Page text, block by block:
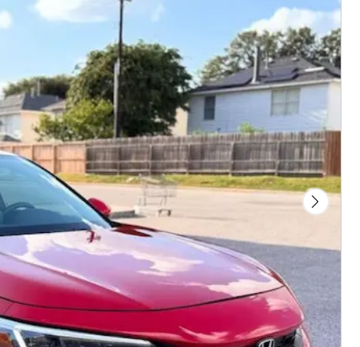
Golden Age Home Care Inc
Jackson ...
বিস্তারিত দেখুন